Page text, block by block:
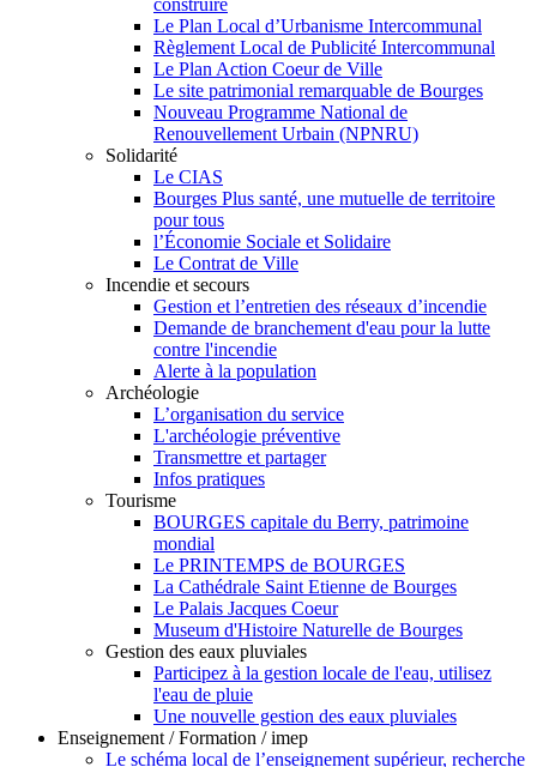
construire
Le Plan Local d’Urbanisme Intercommunal
Règlement Local de Publicité Intercommunal
Le Plan Action Coeur de Ville
Le site patrimonial remarquable de Bourges
Nouveau Programme National de
Renouvellement Urbain (NPNRU)
Solidarité
Le CIAS
Bourges Plus santé, une mutuelle de territoire
pour tous
l’Économie Sociale et Solidaire
Le Contrat de Ville
Incendie et secours
Gestion et l’entretien des réseaux d’incendie
Demande de branchement d'eau pour la lutte
contre l'incendie
Alerte à la population
Archéologie
L’organisation du service
L'archéologie préventive
Transmettre et partager
Infos pratiques
Tourisme
BOURGES capitale du Berry, patrimoine
mondial
Le PRINTEMPS de BOURGES
La Cathédrale Saint Etienne de Bourges
Le Palais Jacques Coeur
Museum d'Histoire Naturelle de Bourges
Gestion des eaux pluviales
Participez à la gestion locale de l'eau, utilisez
l'eau de pluie
Une nouvelle gestion des eaux pluviales
Enseignement / Formation / imep
Le schéma local de l’enseignement supérieur, recherche